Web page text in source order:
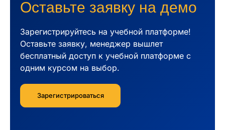
Оставьте заявку на демо
Зарегистрируйтесь на учебной платформе!
Оставьте заявку, менеджер вышлет
бесплатный доступ к учебной платформе с
одним курсом на выбор.
Зарегистрироваться